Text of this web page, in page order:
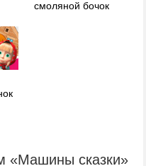
смоляной бочок
«Машины сказки»